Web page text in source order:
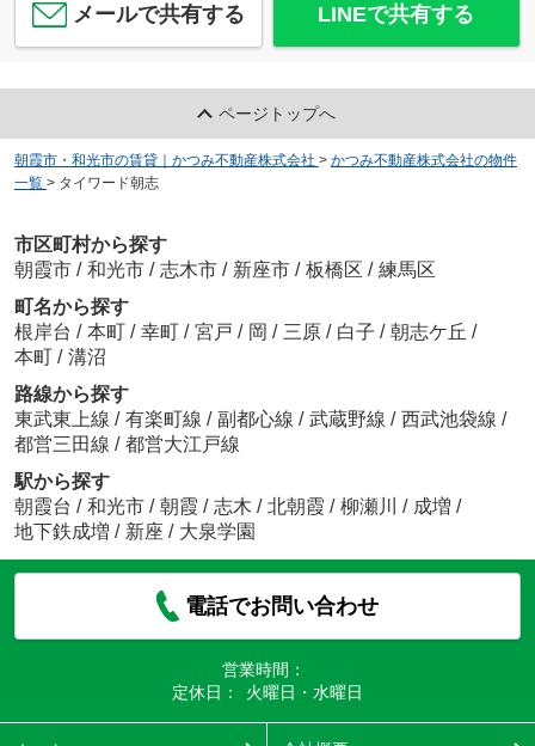
メールで共有する LINEで共有する
ページトップへ
朝霞市・和光市の賃貸｜かつみ不動産株式会社 > かつみ不動産株式会社の物件
一覧 > タイワード朝志
市区町村から探す
朝霞市 / 和光市 / 志木市 / 新座市 / 板橋区 / 練馬区
町名から探す
根岸台 / 本町 / 幸町 / 宮戸 / 岡 / 三原 / 白子 / 朝志ケ丘 /
本町 / 溝沼
路線から探す
東武東上線 / 有楽町線 / 副都心線 / 武蔵野線 / 西武池袋線 /
都営三田線 / 都営大江戸線
駅から探す
朝霞台 / 和光市 / 朝霞 / 志木 / 北朝霞 / 柳瀬川 / 成増 /
地下鉄成増 / 新座 / 大泉学園
電話でお問い合わせ
営業時間：
定休日：
火曜日・水曜日